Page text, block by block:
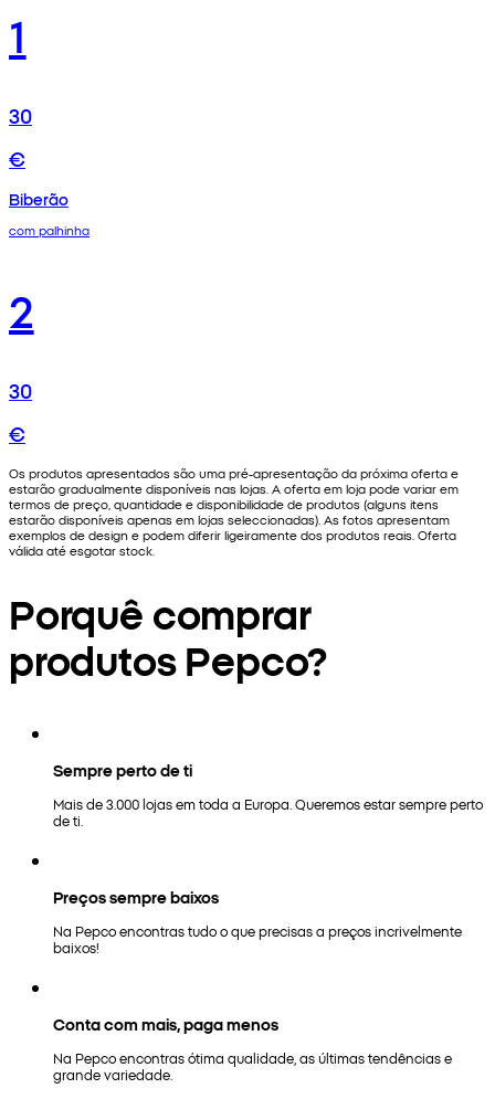
1
30
€
Biberão
com palhinha
2
30
€
Os produtos apresentados são uma pré-apresentação da próxima oferta e
estarão gradualmente disponíveis nas lojas. A oferta em loja pode variar em
termos de preço, quantidade e disponibilidade de produtos (alguns itens
estarão disponíveis apenas em lojas seleccionadas). As fotos apresentam
exemplos de design e podem diferir ligeiramente dos produtos reais. Oferta
válida até esgotar stock.
Porquê comprar
produtos Pepco?
Sempre perto de ti
Mais de 3.000 lojas em toda a Europa. Queremos estar sempre perto
de ti.
Preços sempre baixos
Na Pepco encontras tudo o que precisas a preços incrivelmente
baixos!
Conta com mais, paga menos
Na Pepco encontras ótima qualidade, as últimas tendências e
grande variedade.